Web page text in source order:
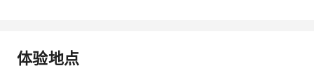
体验地点